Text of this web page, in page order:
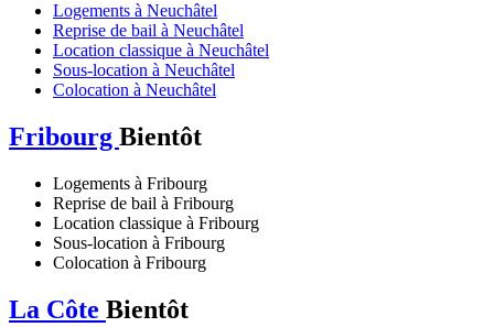
Logements à Neuchâtel
Reprise de bail à Neuchâtel
Location classique à Neuchâtel
Sous-location à Neuchâtel
Colocation à Neuchâtel
Fribourg Bientôt
Logements à Fribourg
Reprise de bail à Fribourg
Location classique à Fribourg
Sous-location à Fribourg
Colocation à Fribourg
La Côte Bientôt